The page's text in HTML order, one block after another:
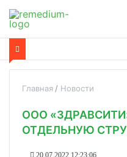
Главная Новости
ООО
ОТДЕЛЬНУЮ
20.07.2022 12:23:06